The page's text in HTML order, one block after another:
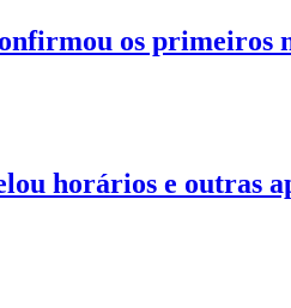
os primeiros
horários e outras